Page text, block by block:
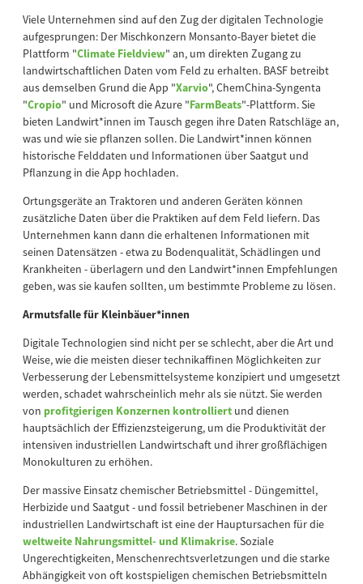
Viele Unternehmen sind auf den Zug der digitalen Technologie
aufgesprungen: Der Mischkonzern Monsanto-Bayer bietet die
Plattform "Climate Fieldview" an, um direkten Zugang zu
landwirtschaftlichen Daten vom Feld zu erhalten. BASF betreibt
aus demselben Grund die App "Xarvio", ChemChina-Syngenta
"Cropio" und Microsoft die Azure "FarmBeats"-Plattform. Sie
bieten Landwirt*innen im Tausch gegen ihre Daten Ratschläge an,
was und wie sie pflanzen sollen. Die Landwirt*innen können
historische Felddaten und Informationen über Saatgut und
Pflanzung in die App hochladen.
Ortungsgeräte an Traktoren und anderen Geräten können
zusätzliche Daten über die Praktiken auf dem Feld liefern. Das
Unternehmen kann dann die erhaltenen Informationen mit
seinen Datensätzen - etwa zu Bodenqualität, Schädlingen und
Krankheiten - überlagern und den Landwirt*innen Empfehlungen
geben, was sie kaufen sollten, um bestimmte Probleme zu lösen.
Armutsfalle für Kleinbäuer*innen
Digitale Technologien sind nicht per se schlecht, aber die Art und
Weise, wie die meisten dieser technikaffinen Möglichkeiten zur
Verbesserung der Lebensmittelsysteme konzipiert und umgesetzt
werden, schadet wahrscheinlich mehr als sie nützt. Sie werden
von profitgierigen Konzernen kontrolliert und dienen
hauptsächlich der Effizienzsteigerung, um die Produktivität der
intensiven industriellen Landwirtschaft und ihrer großflächigen
Monokulturen zu erhöhen.
Der massive Einsatz chemischer Betriebsmittel - Düngemittel,
Herbizide und Saatgut - und fossil betriebener Maschinen in der
industriellen Landwirtschaft ist eine der Hauptursachen für die
weltweite Nahrungsmittel- und Klimakrise. Soziale
Ungerechtigkeiten, Menschenrechtsverletzungen und die starke
Abhängigkeit von oft kostspieligen chemischen Betriebsmitteln